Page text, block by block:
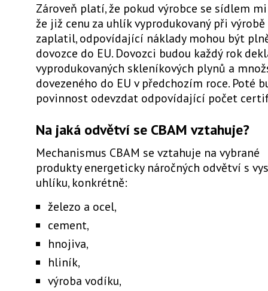
Zároveň platí, že pokud výrobce se sídlem
že již cenu za uhlík vyprodukovaný při výrobě
zaplatil, odpovídající náklady mohou být
dovozce do EU. Dovozci budou každý rok
vyprodukovaných skleníkových plynů a
dovezeného do EU v předchozím roce. Poté
povinnost odevzdat odpovídající počet
Na jaká odvětví se CBAM vztahuje?
Mechanismus CBAM se vztahuje na vybrané
produkty energeticky náročných odvětví s
uhlíku, konkrétně:
železo a ocel,
cement,
hnojiva,
hliník,
výroba vodíku,